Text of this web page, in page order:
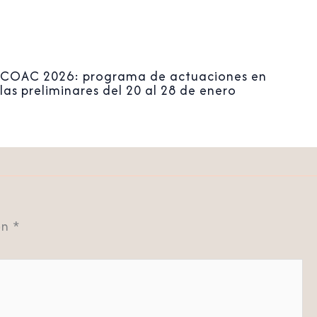
COAC 2026: programa de actuaciones en
las preliminares del 20 al 28 de enero
*